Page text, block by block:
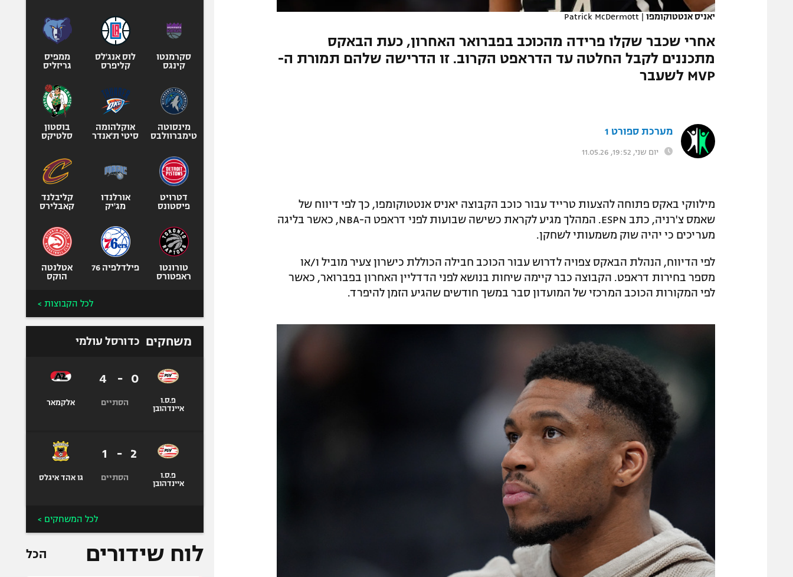
יאניס אנטטוקומפו |
Patrick McDermott
אחרי שכבר שקלו פרידה מהכוכב בפברואר האחרון, כעת הבאקס
מתכננים לקבל החלטה עד הדראפט הקרוב. זו הדרישה שלהם תמורת ה-
MVP לשעבר
מערכת ספורט 1
יום שני, 19:52, 11.05.26
מילווקי באקס פתוחה להצעות טרייד עבור כוכב הקבוצה יאניס אנטטוקומפו, כך לפי דיווח של
שאמס צ'רניה, כתב ESPN. המהלך מגיע לקראת כשישה שבועות לפני דראפט ה-NBA, כאשר בליגה
מעריכים כי יהיה שוק משמעותי לשחקן.
לפי הדיווח, הנהלת הבאקס צפויה לדרוש עבור הכוכב חבילה הכוללת כישרון צעיר מוביל ו/או
מספר בחירות דראפט. הקבוצה כבר קיימה שיחות בנושא לפני הדדליין האחרון בפברואר, כאשר
לפי המקורות הכוכב המרכזי של המועדון סבר במשך חודשים שהגיע הזמן להיפרד.
סקרמנטו
קינגס
לוס אנג'לס
קליפרס
ממפיס
גריזליס
מינסוטה
טימברוולבס
אוקלהומה
סיטי ת'אנדר
בוסטון
סלטיקס
דטרויט
פיסטונס
אורלנדו
מג'יק
קליבלנד
קאבלירס
טורונטו
ראפטורס
פילדלפיה 76
אטלנטה
הוקס
לכל הקבוצות >
משחקים כדורסל עולמי
פ.ס.ו
איינדהובן
0
-
4
הסתיים אלקמאר
פ.ס.ו
איינדהובן
2
-
1
הסתיים גו אהד איגלס
לכל המשחקים >
לוח שידורים הכל